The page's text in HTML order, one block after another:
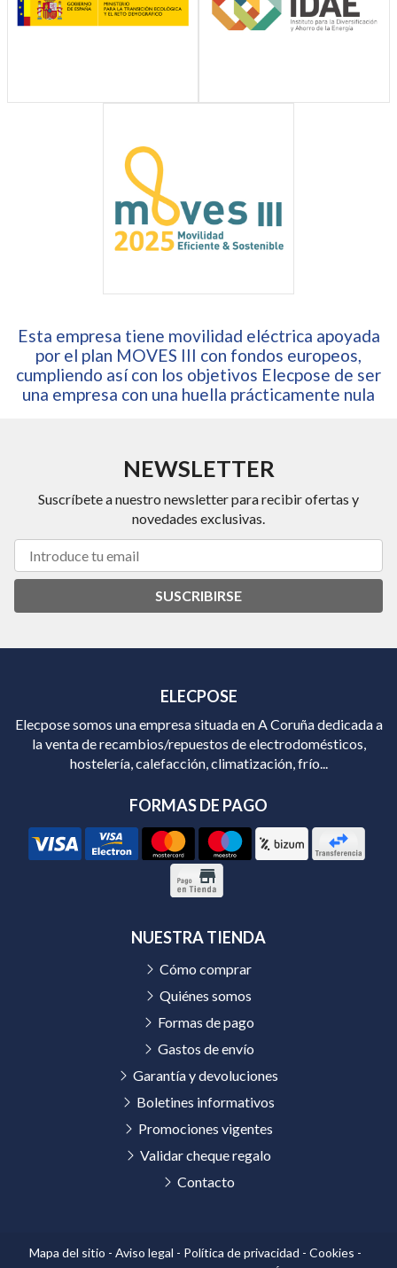
Esta empresa tiene movilidad eléctrica apoyada
por el plan MOVES III con fondos europeos,
cumpliendo así con los objetivos Elecpose de ser
una empresa con una huella prácticamente nula
NEWSLETTER
Suscríbete a nuestro newsletter para recibir ofertas y
novedades exclusivas.
SUSCRIBIRSE
ELECPOSE
Elecpose somos una empresa situada en A Coruña dedicada a
la venta de recambios/repuestos de electrodomésticos,
hostelería, calefacción, climatización, frío...
FORMAS DE PAGO
NUESTRA TIENDA
Cómo comprar
Quiénes somos
Formas de pago
Gastos de envío
Garantía y devoluciones
Boletines informativos
Promociones vigentes
Validar cheque regalo
Contacto
Mapa del sitio - Aviso legal - Política de privacidad - Cookies -